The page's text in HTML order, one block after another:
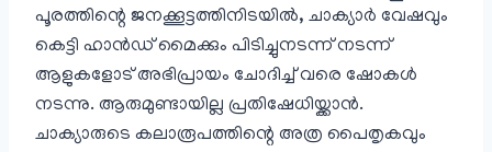
പൂരത്തിന്റെ ജനക്കൂട്ടത്തിനിടയിൽ, ചാക്യാർ വേഷവും
കെട്ടി ഹാൻഡ് മൈക്കും പിടിച്ചുനടന്ന് നടന്ന്
ആളുകളോട് അഭിപ്രായം ചോദിച്ച് വരെ ഷോകൾ
നടന്നു. ആരുമുണ്ടായില്ല പ്രതിഷേധിയ്ക്കാൻ.
ചാക്യാരുടെ കലാരൂപത്തിന്റെ അത്ര പൈതൃകവും